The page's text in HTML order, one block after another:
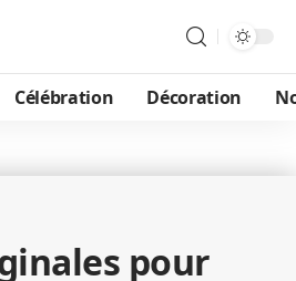
Célébration Décoration
pour